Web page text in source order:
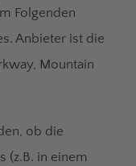
Folgenden
Anbieter ist die
Mountain
ob die
(z.B. in einem